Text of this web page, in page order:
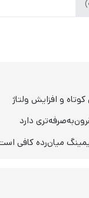
و افزایش ولتاژ
دارد